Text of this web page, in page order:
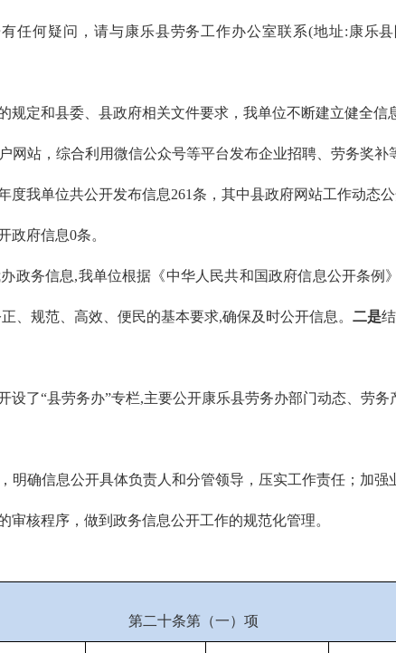
任何疑问，请与康乐县劳务工作办公室联系(地址:康乐
规定和县委、县政府相关文件要求，我单位不断建立健全
网站，综合利用微信公众号等平台发布企业招聘、劳务奖
我单位共公开发布信息261条，其中县政府网站工作动态
政府信息0条。
政务信息,我单位根据《中华人民共和国政府信息公开条
、规范、高效、便民的基本要求,确保及时公开信息。二是
设了“县劳务办”专栏,主要公开康乐县劳务办部门动态、劳
明确信息公开具体负责人和分管领导，压实工作责任；加
核程序，做到政务信息公开工作的规范化管理。
第二十条第（一）项